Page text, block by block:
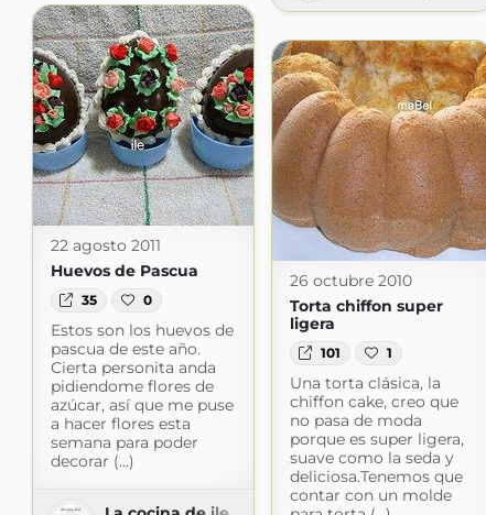
22 agosto 2011
Huevos de Pascua
35 0
Estos son los huevos de
pascua de este año.
Cierta personita anda
pidiendome flores de
azúcar, así que me puse
a hacer flores esta
semana para poder
decorar (...)
26 octubre 2010
Torta chiffon super
ligera
101 1
Una torta clásica, la
chiffon cake, creo que
no pasa de moda
porque es super ligera,
suave como la seda y
deliciosa.Tenemos que
contar con un molde